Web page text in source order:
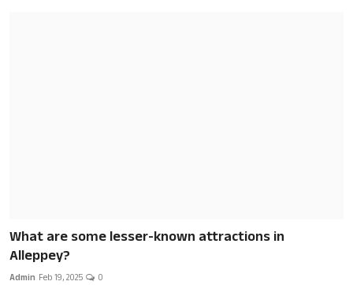
What are some lesser-known attractions in
Alleppey?
Admin Feb 19, 2025 0